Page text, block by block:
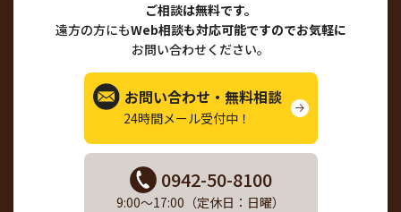
ご相談は無料です。
遠方の方にもWeb相談も対応可能ですのでお気軽に
お問い合わせください。
お問い合わせ・無料相談
24時間メール受付中！
0942-50-8100
9:00～17:00（定休日：日曜）